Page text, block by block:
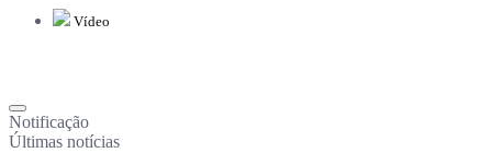
Vídeo
Notificação
Últimas notícias